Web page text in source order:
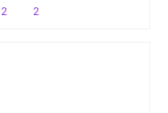
공감
2 댓글수
2